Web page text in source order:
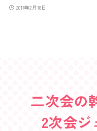
2017年2月18日
二次会の
2次会ジ